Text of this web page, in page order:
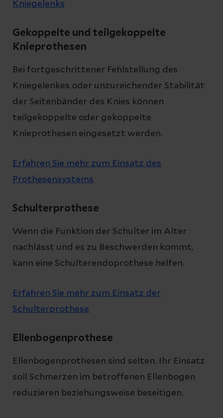
Kniegelenks
Gekoppelte und teilgekoppelte
Knieprothesen
Bei fortgeschrittener Fehlstellung des
Kniegelenkes oder unzureichender Stabilität
der Seitenbänder des Knies können
teilgekoppelte oder gekoppelte
Knieprothesen eingesetzt werden.
Erfahren Sie mehr zum Einsatz des
Prothesensystems
Schulterprothese
Wenn die Funktion der Schulter im Alter
nachlässt und es zu Beschwerden kommt,
kann eine Schulterendoprothese helfen.
Erfahren Sie mehr zum Einsatz der
Schulterprothese
Ellenbogenprothese
Ellenbogenprothesen sind selten. Ihr Einsatz
soll Schmerzen im betroffenen Ellenbogen
reduzieren beziehungsweise beseitigen.